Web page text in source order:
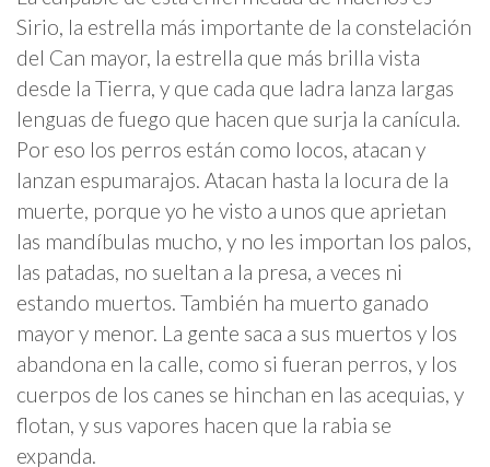
Sirio, la estrella más importante de la constelación
del Can mayor, la estrella que más brilla vista
desde la Tierra, y que cada que ladra lanza largas
lenguas de fuego que hacen que surja la canícula.
Por eso los perros están como locos, atacan y
lanzan espumarajos. Atacan hasta la locura de la
muerte, porque yo he visto a unos que aprietan
las mandíbulas mucho, y no les importan los palos,
las patadas, no sueltan a la presa, a veces ni
estando muertos. También ha muerto ganado
mayor y menor. La gente saca a sus muertos y los
abandona en la calle, como si fueran perros, y los
cuerpos de los canes se hinchan en las acequias, y
flotan, y sus vapores hacen que la rabia se
expanda.